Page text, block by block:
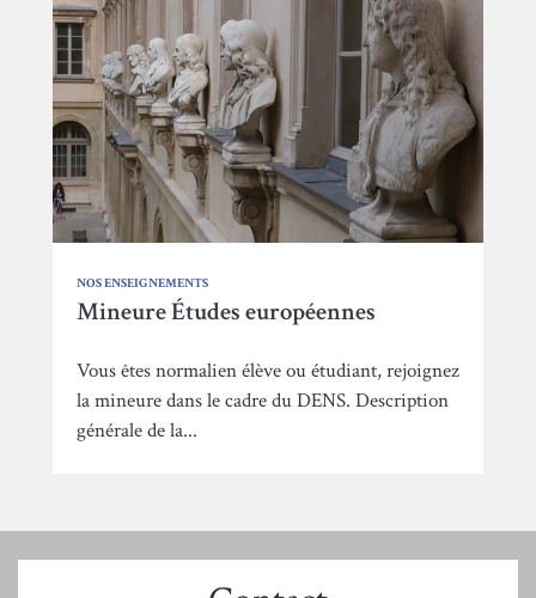
NOS ENSEIGNEMENTS
Mineure Études européennes
Vous êtes normalien élève ou étudiant, rejoignez
la mineure dans le cadre du DENS. Description
générale de la...